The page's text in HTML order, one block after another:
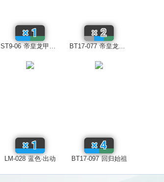
ST9-06 帝皇龙甲兽：龙形态
×1
BT17-077 帝皇龙甲兽：圣骑士形态ACE
×2
LM-028 蓝色·出动
×1
BT17-097 回归始祖
×4